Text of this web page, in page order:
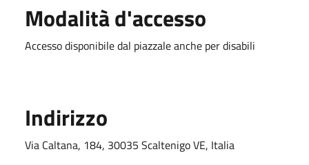
Modalità d'accesso
Accesso disponibile dal piazzale anche per disabili
Indirizzo
Via Caltana, 184, 30035 Scaltenigo VE, Italia